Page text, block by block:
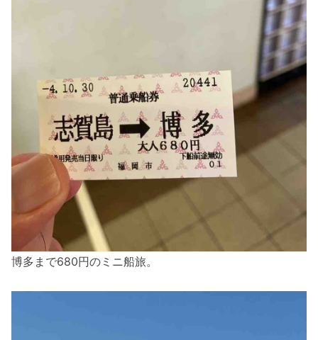
博多まで680円のミニ船旅。